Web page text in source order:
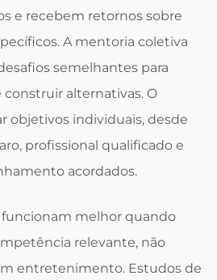
e recebem retornos sobre
A mentoria coletiva
semelhantes para
alternativas. O
objetivos individuais, desde
profissional qualificado e
acordados.
melhor quando
relevante, não
entretenimento. Estudos de